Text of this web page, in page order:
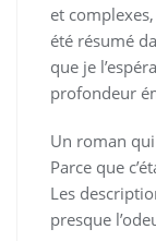
et
été résumé
que je
profondeur
Un roman
Parce que
Les
presque